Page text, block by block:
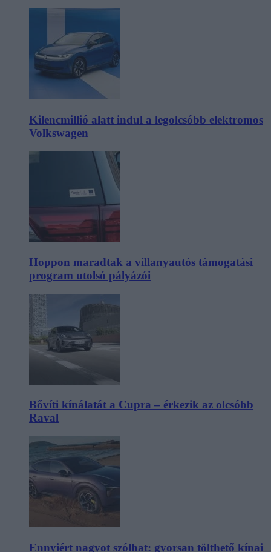
Kilencmillió alatt indul a legolcsóbb elektromos
Volkswagen
Hoppon maradtak a villanyautós támogatási
program utolsó pályázói
Bővíti kínálatát a Cupra – érkezik az olcsóbb
Raval
Ennyiért nagyot szólhat: gyorsan tölthető kínai